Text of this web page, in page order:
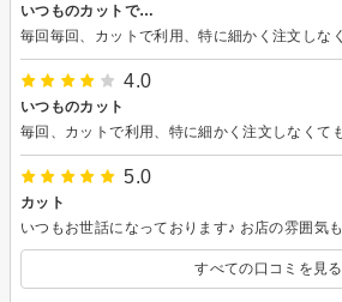
いつものカットで…
4.0
いつものカット
5.0
カット
すべての口コミを見る